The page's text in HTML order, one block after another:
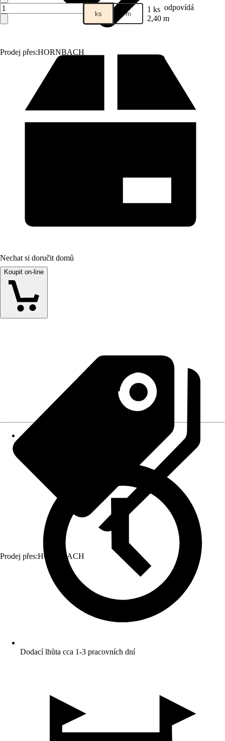
Prodej přes:HORNBACH
ks m 1 ks odpovídá
2,40 m
Nechat si doručit domů
Koupit on-line
Prodej přes:HORNBACH
Dodací lhůta cca 1-3 pracovních dní